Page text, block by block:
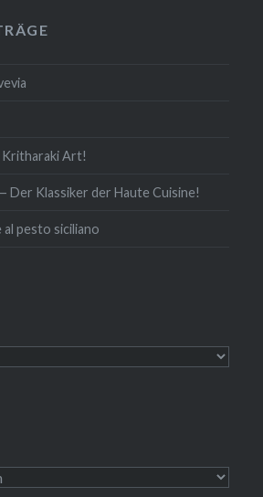
Art!
Klassiker der Haute Cuisine!
pesto siciliano